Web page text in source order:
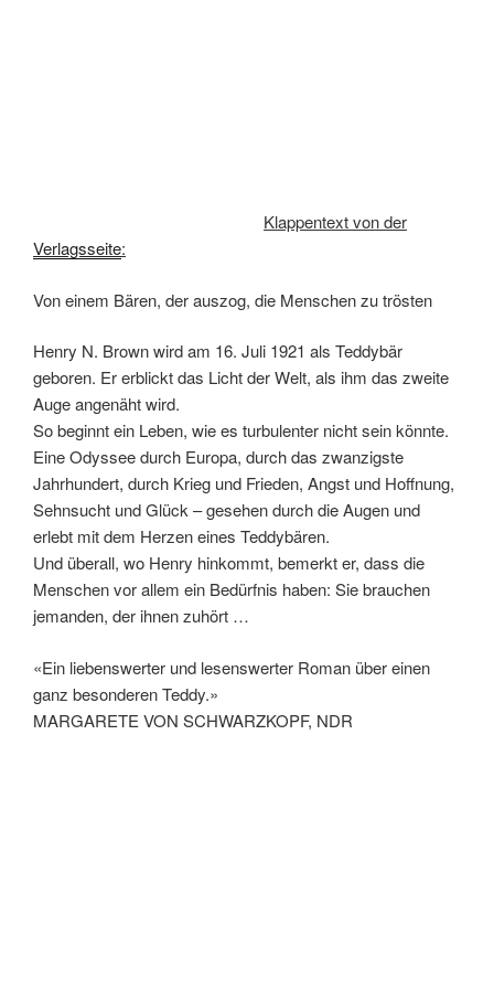
Klappentext von der
Verlagsseite:
Von einem Bären, der auszog, die Menschen zu trösten
Henry N. Brown wird am 16. Juli 1921 als Teddybär
geboren. Er erblickt das Licht der Welt, als ihm das zweite
Auge angenäht wird.
So beginnt ein Leben, wie es turbulenter nicht sein könnte.
Eine Odyssee durch Europa, durch das zwanzigste
Jahrhundert, durch Krieg und Frieden, Angst und Hoffnung,
Sehnsucht und Glück – gesehen durch die Augen und
erlebt mit dem Herzen eines Teddybären.
Und überall, wo Henry hinkommt, bemerkt er, dass die
Menschen vor allem ein Bedürfnis haben: Sie brauchen
jemanden, der ihnen zuhört …
«Ein liebenswerter und lesenswerter Roman über einen
ganz besonderen Teddy.»
MARGARETE VON SCHWARZKOPF, NDR